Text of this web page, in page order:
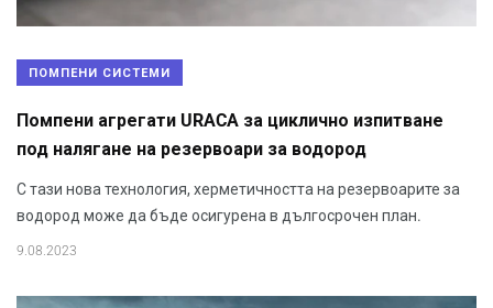
ПОМПЕНИ СИСТЕМИ
Помпени агрегати URACA за циклично изпитване
под налягане на резервоари за водород
С тази нова технология, херметичността на резервоарите за
водород може да бъде осигурена в дългосрочен план.
9.08.2023